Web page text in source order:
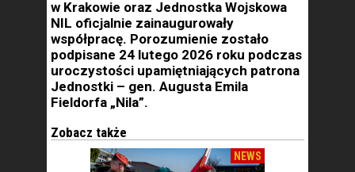
w Krakowie oraz Jednostka Wojskowa
NIL oficjalnie zainaugurowały
współpracę. Porozumienie zostało
podpisane 24 lutego 2026 roku podczas
uroczystości upamiętniających patrona
Jednostki – gen. Augusta Emila
Fieldorfa „Nila”.
Zobacz także
NEWS